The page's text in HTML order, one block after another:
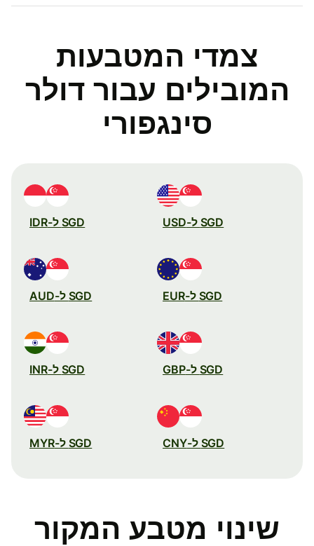
צמדי המטבעות
המובילים עבור דולר
סינגפורי
SGD ל-USD SGD ל-IDR
SGD ל-EUR SGD ל-AUD
SGD ל-GBP SGD ל-INR
SGD ל-CNY SGD ל-MYR
שינוי מטבע המקור